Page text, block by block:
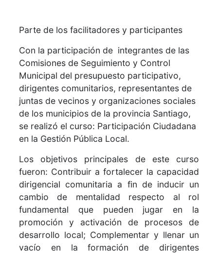
Parte de los facilitadores y participantes
Con la participación de integrantes de las
Comisiones de Seguimiento y Control
Municipal del presupuesto participativo,
dirigentes comunitarios, representantes de
juntas de vecinos y organizaciones sociales
de los municipios de la provincia Santiago,
se realizó el curso: Participación Ciudadana
en la Gestión Pública Local.
Los objetivos principales de este curso
fueron: Contribuir a fortalecer la capacidad
dirigencial comunitaria a fin de inducir un
cambio de mentalidad respecto al rol
fundamental que pueden jugar en la
promoción y activación de procesos de
desarrollo local; Complementar y llenar un
vacío en la formación de dirigentes